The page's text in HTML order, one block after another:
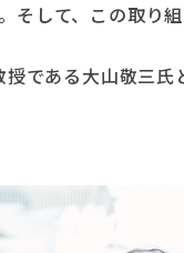
そして、この取り
である大山敬三